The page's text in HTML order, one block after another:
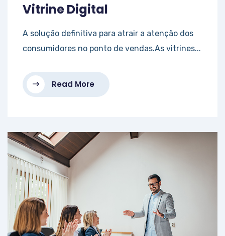
Vitrine Digital
A solução definitiva para atrair a atenção dos
consumidores no ponto de vendas.As vitrines...
Read More